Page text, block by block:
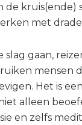
de
met
slag gaan,
mensen
Het is
alleen
en zelfs